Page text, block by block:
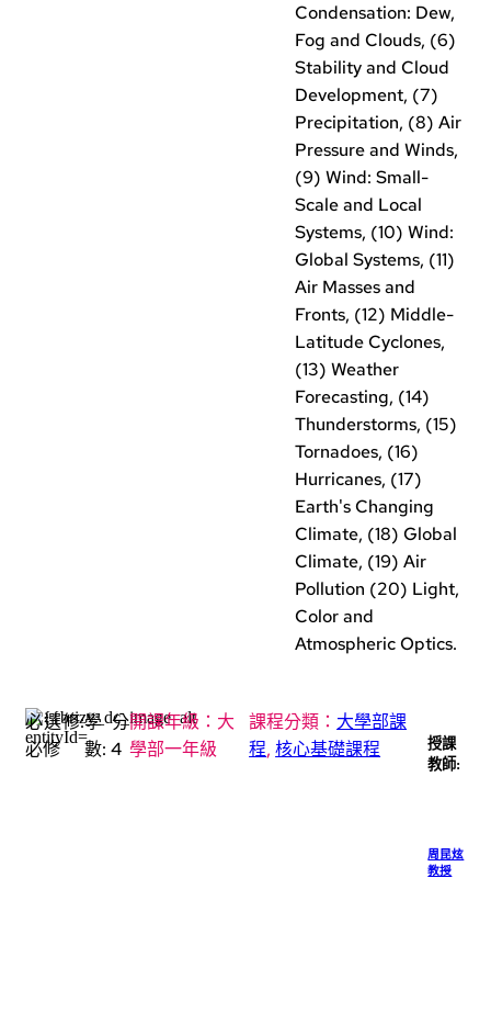
Condensation: Dew,
Fog and Clouds, (6)
Stability and Cloud
Development, (7)
Precipitation, (8) Air
Pressure and Winds,
(9) Wind: Small-
Scale and Local
Systems, (10) Wind:
Global Systems, (11)
Air Masses and
Fronts, (12) Middle-
Latitude Cyclones,
(13) Weather
Forecasting, (14)
Thunderstorms, (15)
Tornadoes, (16)
Hurricanes, (17)
Earth's Changing
Climate, (18) Global
Climate, (19) Air
Pollution (20) Light,
Color and
Atmospheric Optics.
必選修:
必修
學分
數:4
開課年級： 大
學部一年級
課程分類： 大學部課
程,核心基礎課程
授課
教師:
周昆炫
教授